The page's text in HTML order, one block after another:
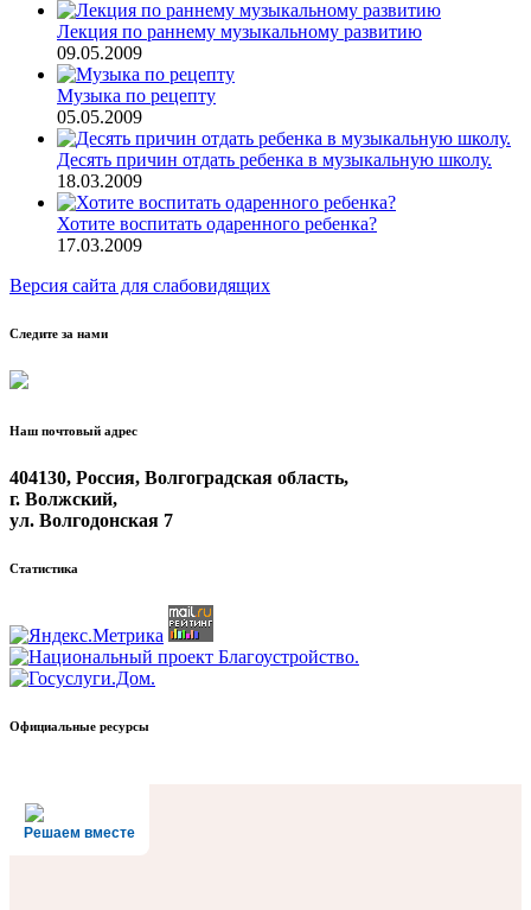
Лекция по раннему музыкальному развитию
09.05.2009
Музыка по рецепту
05.05.2009
Десять причин отдать ребенка в музыкальную школу.
18.03.2009
Хотите воспитать одаренного ребенка?
17.03.2009
Версия сайта для слабовидящих
Следите за нами
Наш почтовый адрес
404130, Россия, Волгоградская область,
г. Волжский,
ул. Волгодонская 7
Статистика
Официальные ресурсы
Решаем вместе